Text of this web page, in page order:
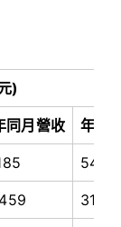
)
同月營收 年增